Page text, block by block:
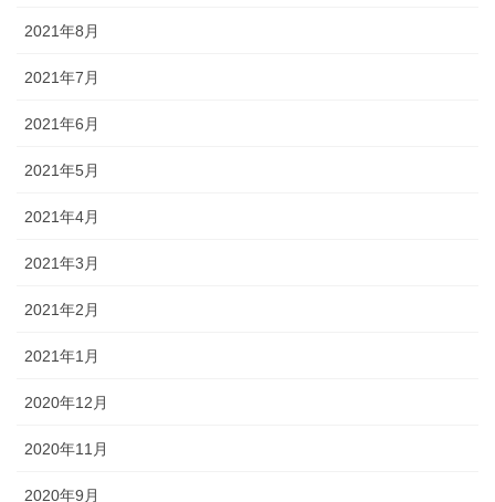
2021年8月
2021年7月
2021年6月
2021年5月
2021年4月
2021年3月
2021年2月
2021年1月
2020年12月
2020年11月
2020年9月